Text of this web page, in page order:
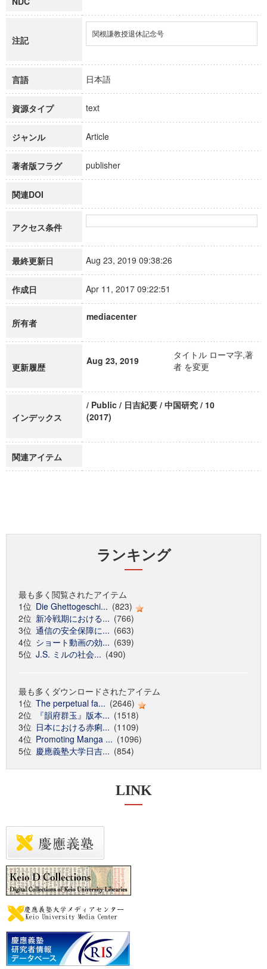
注記
関根謙教授退休記念号
言語 日本語
資源タイプ text
ジャンル Article
著者版フラグ publisher
関連DOI
アクセス条件
最終更新日 Aug 23, 2019 09:38:26
作成日 Apr 11, 2017 09:22:51
所有者
mediacenter
更新履歴
Aug 23, 2019
タイトル ローマ字,著
者 を変更
インデックス
/ Public / 日吉紀要 / 中国研究 / 10
(2017)
関連アイテム
ランキング
最も多く閲覧されたアイテム
1位 Die Ghettogeschi... (823)
2位 新冷戦期における... (766)
3位 通信の安全保障に... (663)
4位 ショート動画の効... (639)
5位 J.S. ミルの社会... (490)
最も多くダウンロードされたアイテム
1位 The perpetual fa... (2646)
2位
『韻府群玉』版本... (1518)
3位 日本における赤痢... (1109)
4位 Promoting Manga ... (1096)
5位 慶應義塾大学日吉... (854)
LINK